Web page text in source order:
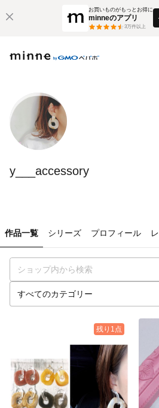
お買いものがもっとお得に
minneのアプリ
3万件以上
y___accessory
作品一覧 シリーズ プロフィール
残り1点